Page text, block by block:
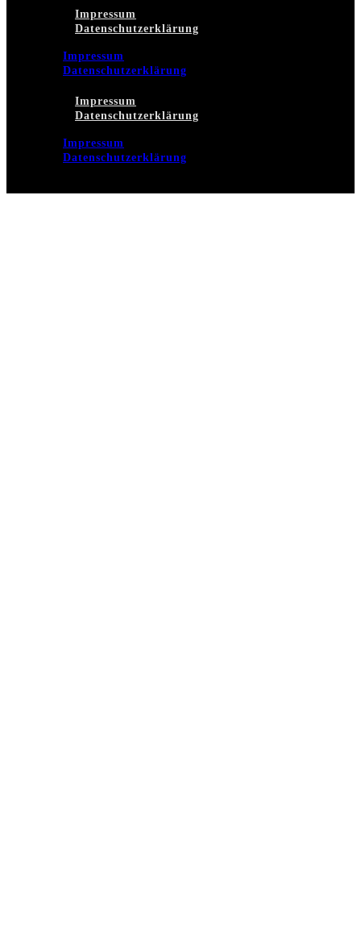
Impressum
Datenschutzerklärung
Impressum
Datenschutzerklärung
Impressum
Datenschutzerklärung
Impressum
Datenschutzerklärung